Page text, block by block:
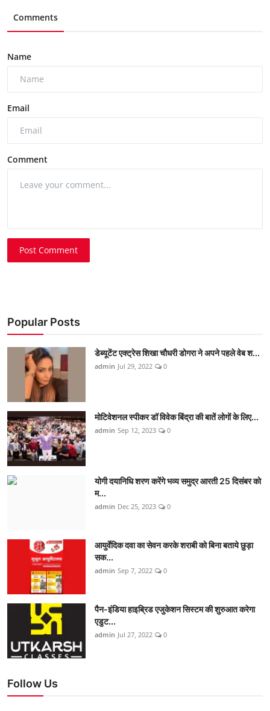
Comments
Name
Email
Comment
Post Comment
Popular Posts
डेब्यूटेंट एक्ट्रेस शिखा चौधरी डोगरा ने अपने पहले वेब श...
admin Jul 29, 2022 0
मोटिवेशनल स्पीकर डॉ विवेक बिंद्रा की बातें लोगों के लिए...
admin Sep 12, 2023 0
योगी दयानिधि शरण करेंगे भव्य समुद्र आरती 25 दिसंबर को
म...
admin Dec 25, 2023 0
आयुर्वेदिक दवा का सेवन करके शराबी को बिना बताये छुड़ा
सक...
admin Sep 7, 2022 0
पैन-इंडिया हाइब्रिड एजुकेशन सिस्टम की शुरुआत करेगा
एडुट...
admin Jul 27, 2022 0
Follow Us